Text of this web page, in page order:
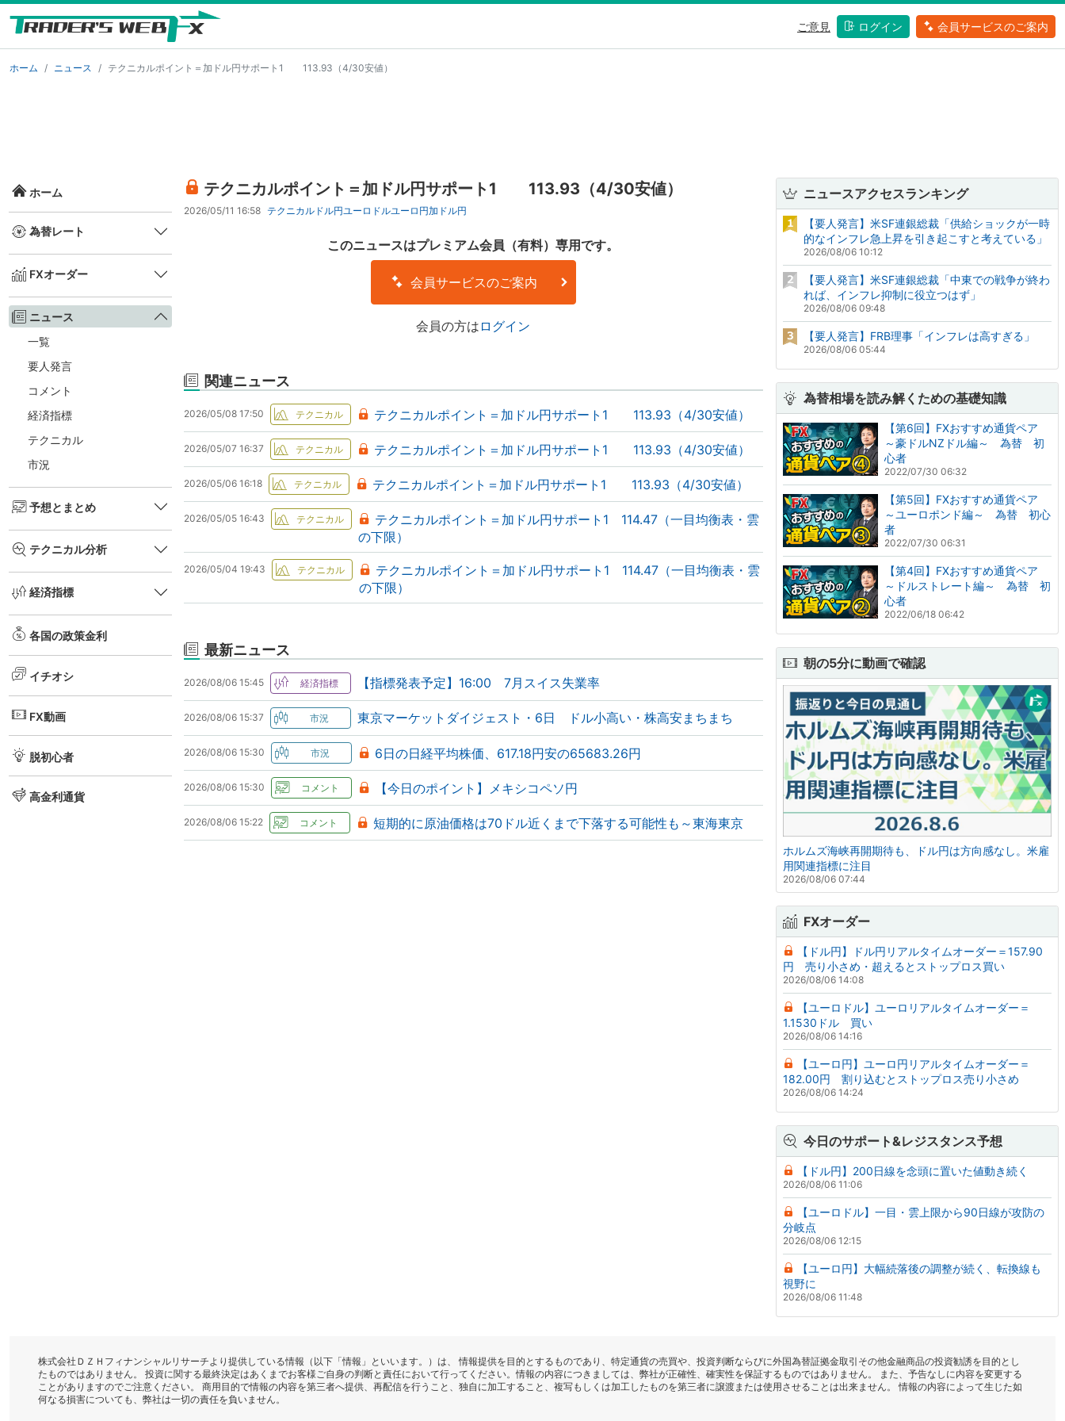
ご意見 ログイン 会員サービスのご案内
ホーム ニュース テクニカルポイント＝加ドル円サポート1 113.93（4/30安値）
ホーム
為替レート
FXオーダー
ニュース
一覧
要人発言
コメント
経済指標
テクニカル
市況
予想とまとめ
テクニカル分析
経済指標
各国の政策金利
イチオシ
FX動画
脱初心者
高金利通貨
テクニカルポイント＝加ドル円サポート1 113.93（4/30安値）
2026/05/11 16:58 テクニカル ドル円ユーロドルユーロ円加ドル円
このニュースはプレミアム会員（有料）専用です。
会員サービスのご案内
会員の方は ログイン
関連ニュース
2026/05/08 17:50 テクニカルポイント＝加ドル円サポート1 113.93（4/30安値）
2026/05/07 16:37 テクニカルポイント＝加ドル円サポート1 113.93（4/30安値）
2026/05/06 16:18 テクニカルポイント＝加ドル円サポート1 113.93（4/30安値）
2026/05/05 16:43
テクニカルポイント＝加ドル円サポート1 114.47（一目均衡表・雲
の下限）
2026/05/04 19:43
テクニカルポイント＝加ドル円サポート1 114.47（一目均衡表・雲
の下限）
最新ニュース
2026/08/06 15:45 【指標発表予定】16:00 7月スイス失業率
2026/08/06 15:37 東京マーケットダイジェスト・6日 ドル小高い・株高安まちまち
2026/08/06 15:30 6日の日経平均株価、617.18円安の65683.26円
2026/08/06 15:30 【今日のポイント】メキシコペソ円
2026/08/06 15:22 短期的に原油価格は70ドル近くまで下落する可能性も～東海東京
ニュースアクセスランキング
【要人発言】米SF連銀総裁「供給ショックが一時
的なインフレ急上昇を引き起こすと考えている」
2026/08/06 10:12
【要人発言】米SF連銀総裁「中東での戦争が終わ
れば、インフレ抑制に役立つはず」
2026/08/06 09:48
【要人発言】FRB理事「インフレは高すぎる」
2026/08/06 05:44
為替相場を読み解くための基礎知識
【第6回】FXおすすめ通貨ペア
～豪ドルNZドル編～ 為替 初
心者
2022/07/30 06:32
【第5回】FXおすすめ通貨ペア
～ユーロポンド編～ 為替 初心
者
2022/07/30 06:31
【第4回】FXおすすめ通貨ペア
～ドルストレート編～ 為替 初
心者
2022/06/18 06:42
朝の5分に動画で確認
ホルムズ海峡再開期待も、ドル円は方向感なし。米雇
用関連指標に注目
2026/08/06 07:44
FXオーダー
【ドル円】ドル円リアルタイムオーダー＝157.90
円 売り小さめ・超えるとストップロス買い
2026/08/06 14:08
【ユーロドル】ユーロリアルタイムオーダー＝
1.1530ドル 買い
2026/08/06 14:16
【ユーロ円】ユーロ円リアルタイムオーダー＝
182.00円 割り込むとストップロス売り小さめ
2026/08/06 14:24
今日のサポート&レジスタンス予想
【ドル円】200日線を念頭に置いた値動き続く
2026/08/06 11:06
【ユーロドル】一目・雲上限から90日線が攻防の
分岐点
2026/08/06 12:15
【ユーロ円】大幅続落後の調整が続く、転換線も
視野に
2026/08/06 11:48
株式会社ＤＺＨフィナンシャルリサーチより提供している情報（以下「情報」といいます。）は、 情報提供を目的とするものであり、特定通貨の売買や、投資判断ならびに外国為替証拠金取引その他金融商品の投資勧誘を目的とし
たものではありません。 投資に関する最終決定はあくまでお客様ご自身の判断と責任において行ってください。情報の内容につきましては、弊社が正確性、確実性を保証するものではありません。 また、予告なしに内容を変更する
ことがありますのでご注意ください。 商用目的で情報の内容を第三者へ提供、再配信を行うこと、独自に加工すること、複写もしくは加工したものを第三者に譲渡または使用させることは出来ません。 情報の内容によって生じた如
何なる損害についても、弊社は一切の責任を負いません。